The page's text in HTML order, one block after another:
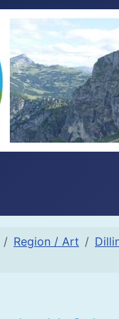
Region / Art